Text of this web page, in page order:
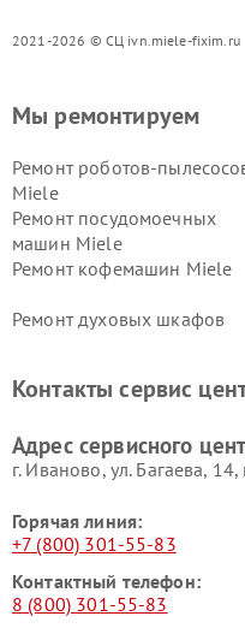
2021-2026 © СЦ ivn.miele-fixim.ru
Мы ремонтируем
Ремонт роботов-
Miele
Ремонт посудомоечных
машин Miele
Ремонт кофемашин Miele
Ремонт духовых шкафов
Miele
Miele
Контакты сервис
Адрес сервисного
г. Иваново, ул. Багаева,
Горячая линия:
+7 (800) 301-55-83
Контактный телефон:
8 (800) 301-55-83